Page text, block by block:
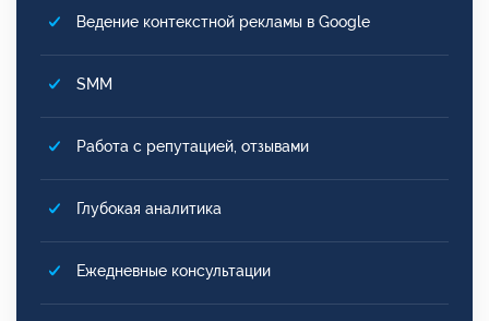
Ведение контекстной рекламы в Google
SMM
Работа с репутацией, отзывами
Глубокая аналитика
Ежедневные консультации